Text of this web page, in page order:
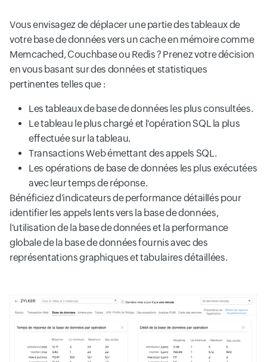
Vous envisagez de déplacer une partie des tableaux de
votre base de données vers un cache en mémoire comme
Memcached, Couchbase ou Redis ? Prenez votre décision
en vous basant sur des données et statistiques
pertinentes telles que :
Les tableaux de base de données les plus consultées.
Le tableau le plus chargé et l'opération SQL la plus
effectuée sur la tableau.
Transactions Web émettant des appels SQL.
Les opérations de base de données les plus exécutées
avec leur temps de réponse.
Bénéficiez d'indicateurs de performance détaillés pour
identifier les appels lents vers la base de données,
l'utilisation de la base de données et la performance
globale de la base de données fournis avec des
représentations graphiques et tabulaires détaillées.